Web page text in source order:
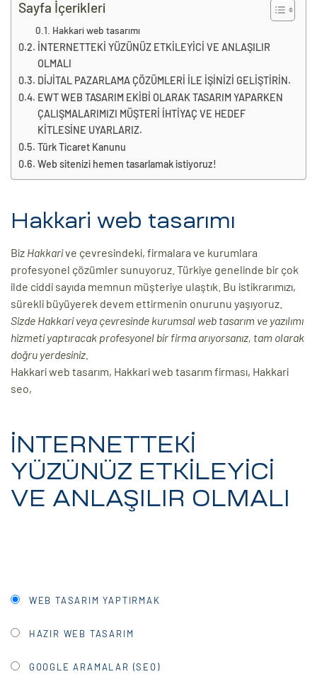
Sayfa İçerikleri
Hakkari web tasarımı
İNTERNETTEKİ YÜZÜNÜZ ETKİLEYİCİ VE ANLAŞILIR
OLMALI
DİJİTAL PAZARLAMA ÇÖZÜMLERİ İLE İŞİNİZİ GELİŞTİRİN.
EWT WEB TASARIM EKİBİ OLARAK TASARIM YAPARKEN
ÇALIŞMALARIMIZI MÜŞTERİ İHTİYAÇ VE HEDEF
KİTLESİNE UYARLARIZ.
Türk Ticaret Kanunu
Web sitenizi hemen tasarlamak istiyoruz!
Hakkari web tasarımı
Biz Hakkarive çevresindeki, firmalara ve kurumlara
profesyonel çözümler sunuyoruz. Türkiye genelinde bir çok
ilde ciddi sayıda memnun müşteriye ulaştık. Bu istikrarımızı,
sürekli büyüyerek devem ettirmenin onurunu yaşıyoruz.
Sizde Hakkari veya çevresinde kurumsal web tasarım ve yazılımı
hizmeti yaptıracak profesyonel bir firma arıyorsanız, tam olarak
doğru yerdesiniz.
Hakkari web tasarım, Hakkari web tasarım firması, Hakkari
seo,
İNTERNETTEKİ
YÜZÜNÜZ ETKİLEYİCİ
VE ANLAŞILIR OLMALI
WEB TASARIM YAPTIRMAK
HAZIR WEB TASARIM
GOOGLE ARAMALAR (SEO)